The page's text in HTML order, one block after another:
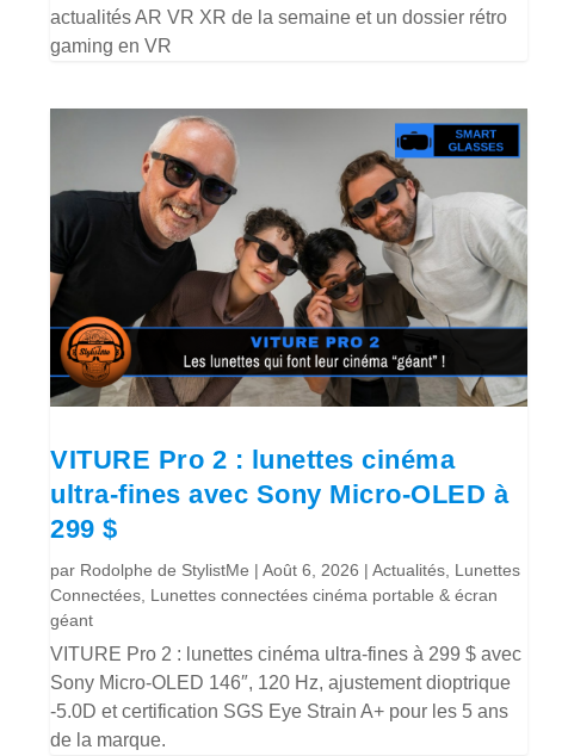
actualités AR VR XR de la semaine et un dossier rétro
gaming en VR
VITURE Pro 2 : lunettes cinéma
ultra-fines avec Sony Micro-OLED à
299 $
par Rodolphe de StylistMe |Août 6, 2026 |Actualités Lunettes
Connectées Lunettes connectées cinéma portable & écran
géant
VITURE Pro 2 : lunettes cinéma ultra-fines à 299 $ avec
Sony Micro-OLED 146″, 120 Hz, ajustement dioptrique
-5.0D et certification SGS Eye Strain A+ pour les 5 ans
de la marque.